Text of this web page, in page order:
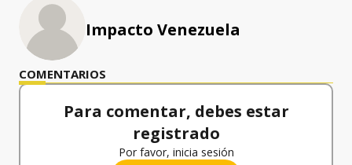
Impacto Venezuela
COMENTARIOS
Para comentar, debes estar
registrado
Por favor, inicia sesión